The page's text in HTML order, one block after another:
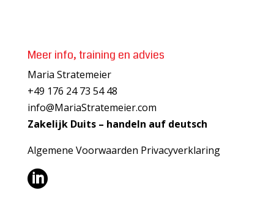
Meer info, training en advies
Maria Stratemeier
+49 176 24 73 54 48
info@MariaStratemeier.com
Zakelijk Duits – handeln auf deutsch
Algemene Voorwaarden Privacyverklaring
